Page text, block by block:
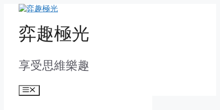
content弈趣極光
享受思維樂趣
Menu